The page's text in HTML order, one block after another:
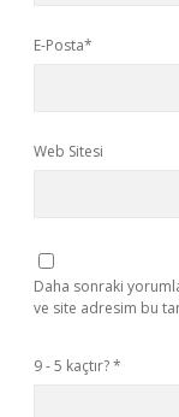
E-Posta*
Web Sitesi
Daha sonraki
ve site adresim bu
9 - 5 kaçtır?*